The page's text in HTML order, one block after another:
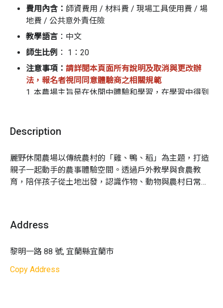
費用內含： 師資費用 / 材料費 / 現場工具使用費 / 場
地費 / 公共意外責任險
教學語言 ：中文
師生比例 ： 1： 20
注意事項： 請詳閱本頁面所有說明及取消與更改辦
法，報名者視同同意體驗商之相關規範
1. 本農場主旨是在休閒中體驗和學習，在學習中得到
2. 一般參加活動的朋友都習慣都市環境，對於農場園
區設施所採用生態工法較為陌生，建議小朋友勿跑
跳，注意安全
3. 小朋友吸收能力佳，歡迎家長陪同參與，可提升小
孩學習效果
4. 本莊園備有免洗碗筷，但為響應環保，請自備碗筷
6.活動需事前預約，現場不售票，活動當天請依預約
貼心提醒：
Description
麗野休閒農場以傳統農村的「雞、鴨、稻」為主題，打造
親子一起動手的農事體驗空間。透過戶外教學與食農教
育，陪伴孩子從土地出發，認識作物、動物與農村日常。
Address
黎明一路 88 號, 宜蘭縣宜蘭市
Copy Address